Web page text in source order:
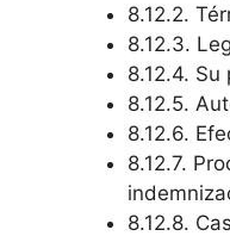
8.12.2.
8.12.3.
8.12.4.
8.12.5.
8.12.6.
8.12.7.
8.12.8.